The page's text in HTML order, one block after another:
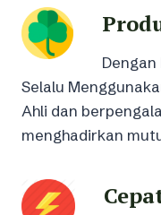
Selalu
Ahli dan
menghadirkan